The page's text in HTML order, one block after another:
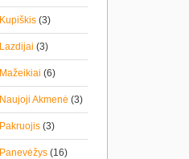
Kupiškis (3)
Lazdijai (3)
Mažeikiai (6)
Naujoji Akmenė (3)
Pakruojis (3)
Panevėžys (16)